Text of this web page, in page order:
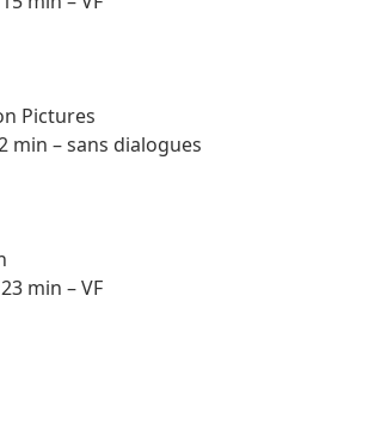
Pictures
min – sans dialogues
min – VF